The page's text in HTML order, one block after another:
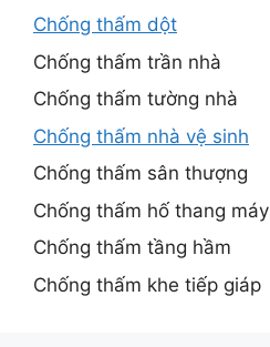
Chống thấm dột
Chống thấm trần nhà
Chống thấm tường nhà
Chống thấm nhà vệ sinh
Chống thấm sân thượng
Chống thấm hố thang máy
Chống thấm tầng hầm
Chống thấm khe tiếp giáp